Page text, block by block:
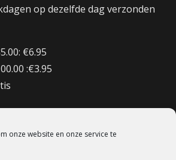
onze website en onze service te
op dezelfde dag verzonden
€6.95
:€3.95
12.50
de €150 Gratis verzenden